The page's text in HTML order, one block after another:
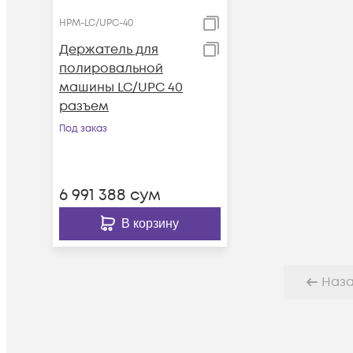
HPM-LC/UPC-40
Держатель для
полировальной
машины LC/UPC 40
разъем
Под заказ
6 991 388 сум
В корзину